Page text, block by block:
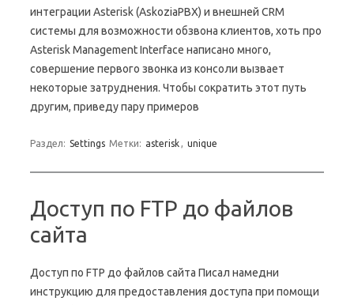
интеграции Asterisk (AskoziaPBX) и внешней CRM
системы для возможности обзвона клиентов, хоть про
Asterisk Management Interface написано много,
совершение первого звонка из консоли вызвает
некоторые затруднения. Чтобы сократить этот путь
другим, приведу пару примеров
Раздел: Settings Метки: asterisk, unique
Доступ по FTP до файлов
сайта
Доступ по FTP до файлов сайта Писал намедни
инструкцию для предоставления доступа при помощи